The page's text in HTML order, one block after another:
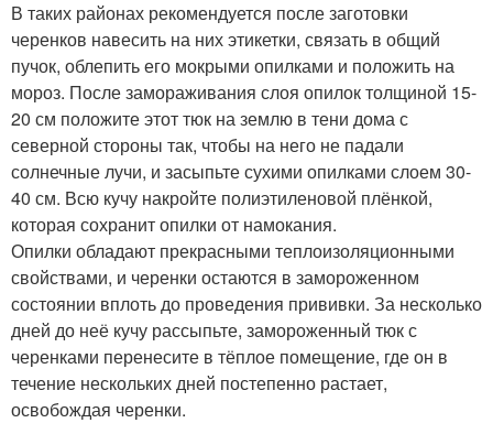
В таких районах рекомендуется после заготовки
черенков навесить на них этикетки, связать в общий
пучок, облепить его мокрыми опилками и положить на
мороз. После замораживания слоя опилок толщиной 15-
20 см положите этот тюк на землю в тени дома с
северной стороны так, чтобы на него не падали
солнечные лучи, и засыпьте сухими опилками слоем 30-
40 см. Всю кучу накройте полиэтиленовой плёнкой,
которая сохранит опилки от намокания.
Опилки обладают прекрасными теплоизоляционными
свойствами, и черенки остаются в замороженном
состоянии вплоть до проведения прививки. За несколько
дней до неё кучу рассыпьте, замороженный тюк с
черенками перенесите в тёплое помещение, где он в
течение нескольких дней постепенно растает,
освобождая черенки.